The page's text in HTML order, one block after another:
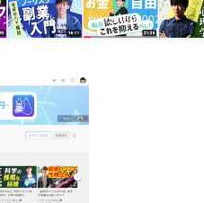
ライン化」 sukusho00002